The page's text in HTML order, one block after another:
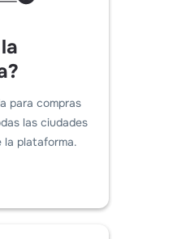
para compras
las ciudades
la plataforma.